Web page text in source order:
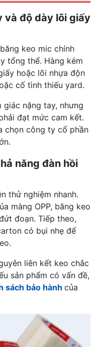
và độ dày lõi giấy
keo mic chính
tổng thể. Hàng kém
hoặc lõi nhựa độn
cố tình thiếu yard.
giác nặng tay, nhưng
đạt mức cam kết.
chọn công ty cổ phần
năng đàn hồi
thử nghiệm nhanh.
màng OPP, băng keo
đoạn. Tiếp theo,
có bụi nhẹ để
liên kết keo chắc
sản phẩm có vấn đề,
sách bảo hành của